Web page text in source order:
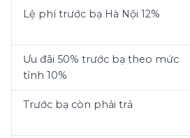
Lệ phí trước bạ Hà Nội 12%
Ưu đãi 50% trước bạ theo mức
tỉnh 10%
Trước bạ còn phải trả